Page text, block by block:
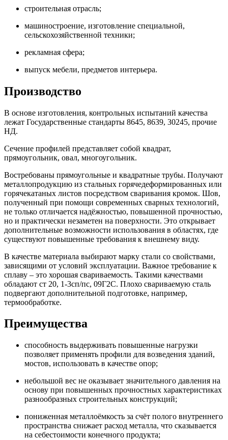
строительная отрасль;
машиностроение, изготовление специальной,
сельскохозяйственной техники;
рекламная сфера;
выпуск мебели, предметов интерьера.
Производство
В основе изготовления, контрольных испытаний качества
лежат Государственные стандарты 8645, 8639, 30245, прочие
НД.
Сечение профилей представляет собой квадрат,
прямоугольник, овал, многоугольник.
Востребованы прямоугольные и квадратные трубы. Получают
металлопродукцию из стальных горячедеформированных или
горячекатаных листов посредством сваривания кромок. Шов,
полученный при помощи современных сварных технологий,
не только отличается надёжностью, повышенной прочностью,
но и практически незаметен на поверхности. Это открывает
дополнительные возможности использования в областях, где
существуют повышенные требования к внешнему виду.
В качестве материала выбирают марку стали со свойствами,
зависящими от условий эксплуатации. Важное требование к
сплаву ‒ это хорошая свариваемость. Такими качествами
обладают ст 20, 1-3сп/пс, 09Г2С. Плохо свариваемую сталь
подвергают дополнительной подготовке, например,
термообработке.
Преимущества
способность выдерживать повышенные нагрузки
позволяет применять профили для возведения зданий,
мостов, использовать в качестве опор;
небольшой вес не оказывает значительного давления на
основу при повышенных прочностных характеристиках
разнообразных строительных конструкций;
пониженная металлоёмкость за счёт полого внутреннего
пространства снижает расход металла, что сказывается
на себестоимости конечного продукта;